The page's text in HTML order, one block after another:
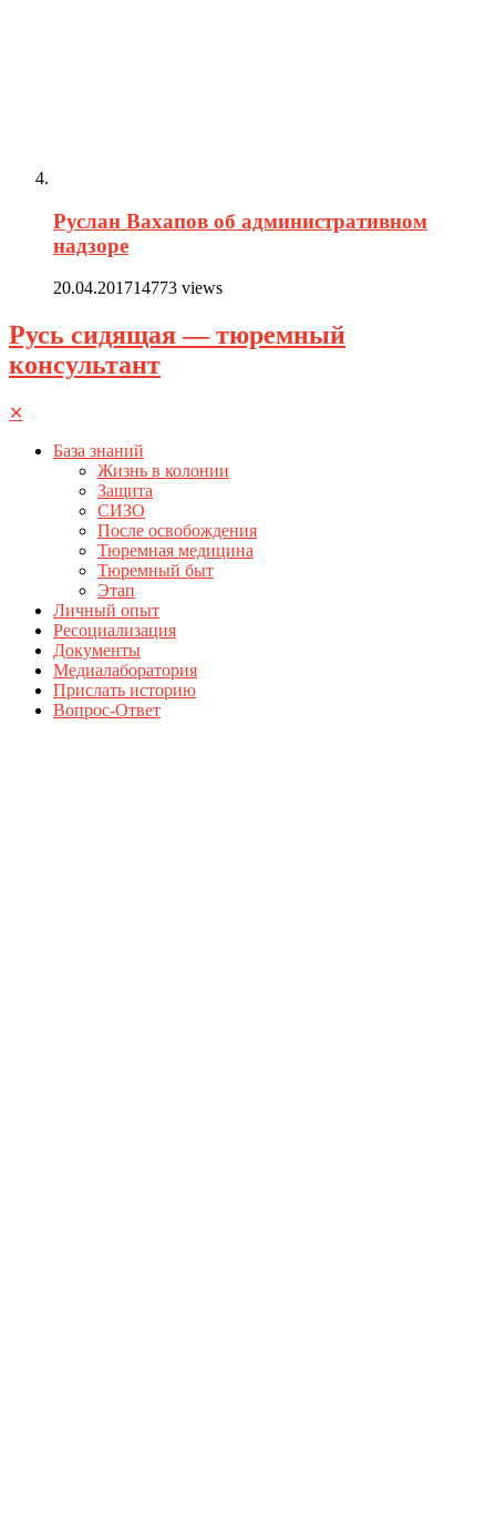
Руслан Вахапов об административном
надзоре
20.04.201714773 views
Русь сидящая — тюремный
консультант
✕
База знаний
Жизнь в колонии
Защита
СИЗО
После освобождения
Тюремная медицина
Тюремный быт
Этап
Личный опыт
Ресоциализация
Документы
Медиалаборатория
Прислать историю
Вопрос-Ответ